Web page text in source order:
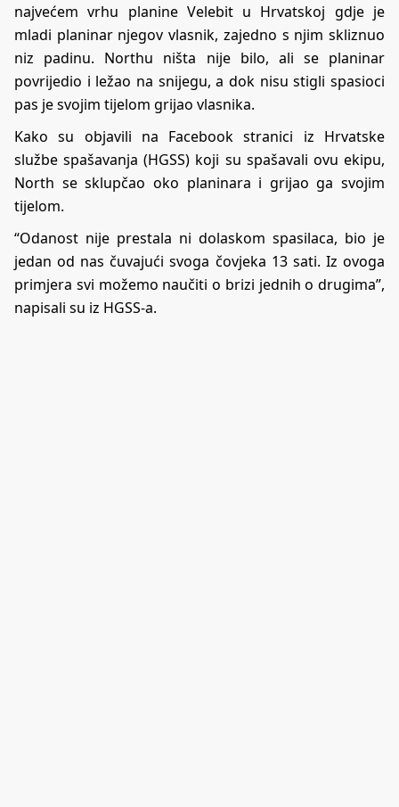
najvećem vrhu planine Velebit u Hrvatskoj gdje je
mladi planinar njegov vlasnik, zajedno s njim skliznuo
niz padinu. Northu ništa nije bilo, ali se planinar
povrijedio i ležao na snijegu, a dok nisu stigli spasioci
pas je svojim tijelom grijao vlasnika.
Kako su objavili na Facebook stranici iz Hrvatske
službe spašavanja (HGSS) koji su spašavali ovu ekipu,
North se sklupčao oko planinara i grijao ga svojim
tijelom.
“Odanost nije prestala ni dolaskom spasilaca, bio je
jedan od nas čuvajući svoga čovjeka 13 sati. Iz ovoga
primjera svi možemo naučiti o brizi jednih o drugima”,
napisali su iz HGSS-a.